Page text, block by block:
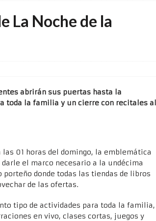
La Noche de la
abrirán sus puertas hasta la
toda la familia y un cierre con recitales al
01 horas del domingo, la emblemática
el marco necesario a la undécima
donde todas las tiendas de libros
de las ofertas.
tipo de actividades para toda la familia,
en vivo, clases cortas, juegos y